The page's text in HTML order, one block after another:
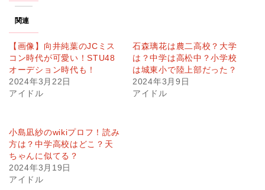
関連
【画像】向井純葉のJCミス
コン時代が可愛い！STU48
オーデション時代も！
2024年3月22日
アイドル
石森璃花は農二高校？大学
は？中学は高松中？小学校
は城東小で陸上部だった？
2024年3月9日
アイドル
小島凪紗のwikiプロフ！読み
方は？中学高校はどこ？天
ちゃんに似てる？
2024年3月19日
アイドル